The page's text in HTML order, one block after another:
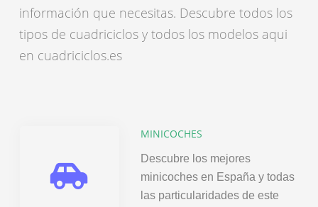
información que necesitas. Descubre todos los
tipos de cuadriciclos y todos los modelos aqui
en cuadriciclos.es
MINICOCHES
Descubre los mejores
minicoches en España y todas
las particularidades de este